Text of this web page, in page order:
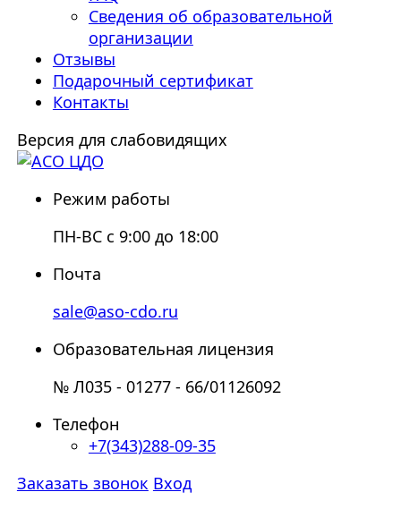
Сведения об образовательной
организации
Отзывы
Подарочный сертификат
Контакты
Версия для слабовидящих
Режим работы
ПН-ВС с 9:00 до 18:00
Почта
sale@aso-cdo.ru
Образовательная лицензия
№ Л035 - 01277 - 66/01126092
Телефон
+7(343)288-09-35
Заказать звонок Вход